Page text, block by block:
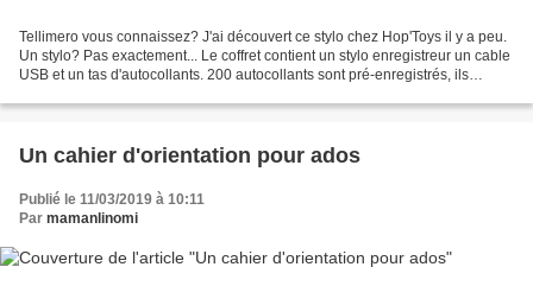
Tellimero vous connaissez? J'ai découvert ce stylo chez Hop'Toys il y a peu.
Un stylo? Pas exactement... Le coffret contient un stylo enregistreur un cable
USB et un tas d'autocollants. 200 autocollants sont pré-enregistrés, ils
Un cahier d'orientation pour ados
Publié le 11/03/2019 à 10:11
Par mamanlinomi